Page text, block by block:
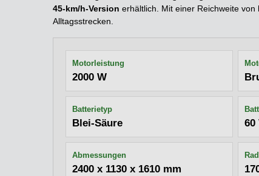
45-km/h-Version erhältlich. Mit einer Reichweite von
Alltagsstrecken.
Motorleistung
2000 W
Batterietyp
Blei-Säure 60
Abmessungen
2400 x 1130 x 1610 mm